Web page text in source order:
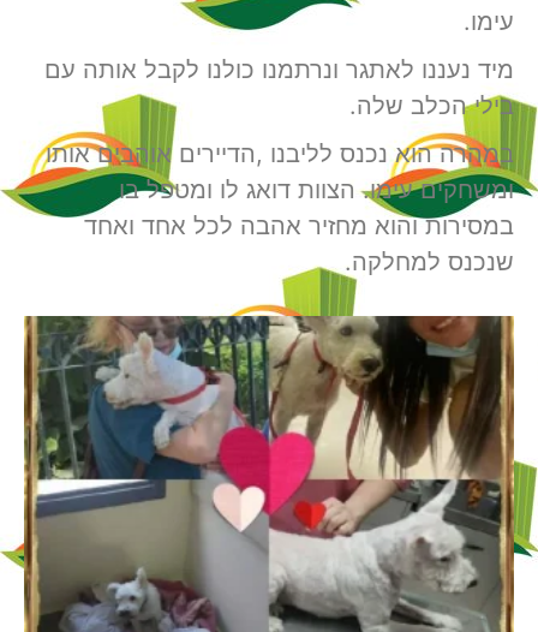
עימו.
מיד נעננו לאתגר ונרתמנו כולנו לקבל אותה עם
בילי הכלב שלה.
במהרה הוא נכנס לליבנו ,הדיירים אוהבים אותו
ומשחקים עימו. הצוות דואג לו ומטפל בו
במסירות והוא מחזיר אהבה לכל אחד ואחד
שנכנס למחלקה.